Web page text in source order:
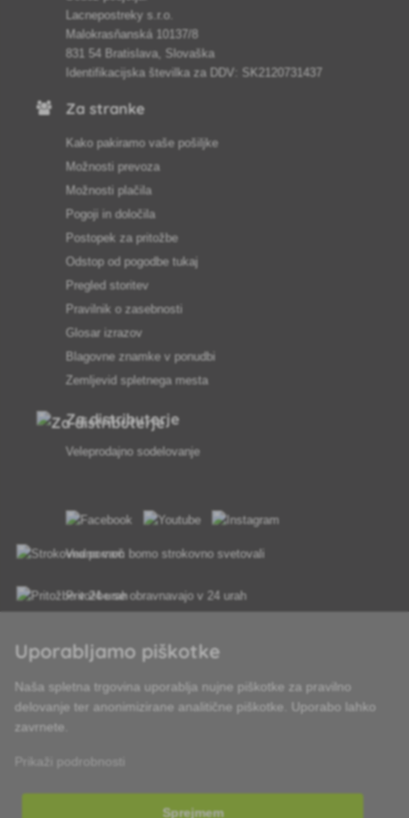
Lacnepostreky s.r.o.
Malokrasňanská 10137/8
831 54 Bratislava, Slovaška
Identifikacijska številka za DDV: SK2120731437
Za stranke
Kako pakiramo vaše pošiljke
Možnosti prevoza
Možnosti plačila
Pogoji in določila
Postopek za pritožbe
Odstop od pogodbe tukaj
Pregled storitev
Pravilnik o zasebnosti
Glosar izrazov
Blagovne znamke v ponudbi
Zemljevid spletnega mesta
Za distributerje
Veleprodajno sodelovanje
Vedno vam bomo strokovno svetovali
Pritožbe se obravnavajo v 24 urah
Uporabljamo piškotke
Naša spletna trgovina uporablja nujne piškotke za pravilno
delovanje ter anonimizirane analitične piškotke. Uporabo lahko
zavrnete.
Prikaži podrobnosti
Sprejmem